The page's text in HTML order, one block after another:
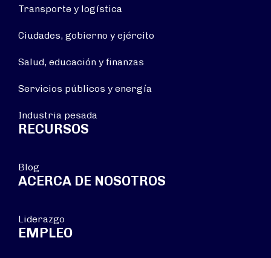
Transporte y logística
Ciudades, gobierno y ejército
Salud, educación y finanzas
Servicios públicos y energía
Industria pesada
RECURSOS
Blog
ACERCA DE NOSOTROS
Liderazgo
EMPLEO